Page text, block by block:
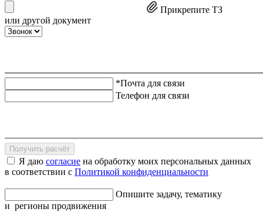
Прикрепите ТЗ
или другой документ
*Почта для связи
Телефон для связи
Получить расчёт
Я даю согласие на обработку моих персональных данных
в соответствии с Политикой конфиденциальности
Опишите задачу, тематику
и регионы продвижения